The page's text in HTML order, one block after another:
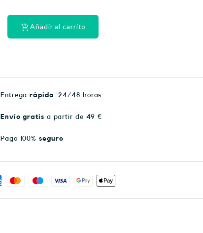
Añadir al carrito
Entregarápida . 24/48 horas
Envío gratis a partir de 49 €
Pago 100% seguro